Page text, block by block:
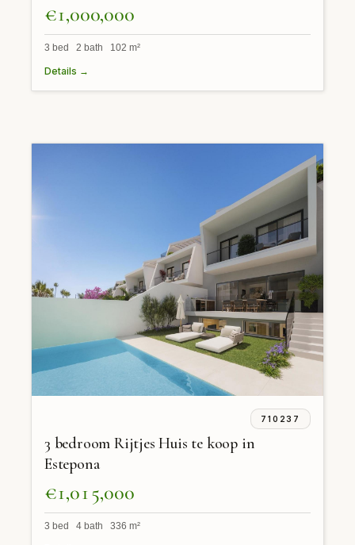
€1,000,000
3 bed 2 bath 102 m²
Details →
710237
3 bedroom Rijtjes Huis te koop in
Estepona
€1,015,000
3 bed 4 bath 336 m²